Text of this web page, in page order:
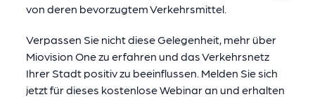
von deren bevorzugtem Verkehrsmittel.
Verpassen Sie nicht diese Gelegenheit, mehr über
Miovision One zu erfahren und das Verkehrsnetz
Ihrer Stadt positiv zu beeinflussen. Melden Sie sich
jetzt für dieses kostenlose Webinar an und erhalten